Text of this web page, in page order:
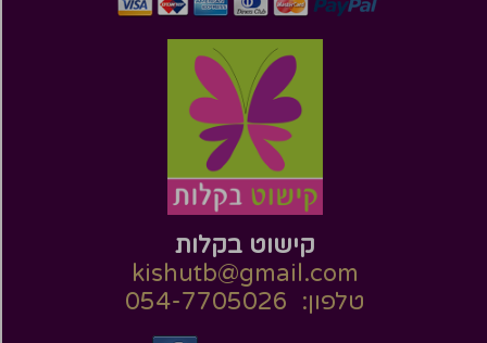
קישוט בקלות
kishutb@gmail.com
טלפון: 054-7705026